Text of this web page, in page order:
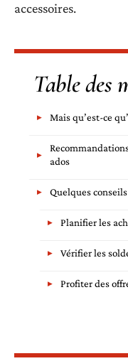
accessoires.
Table des
Mais qu’est-ce
ados
Quelques
Planifier les
Vérifier les
Profiter des